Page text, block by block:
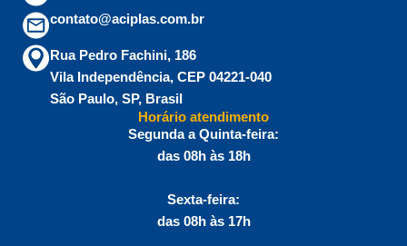
contato@aciplas.com.br
Rua Pedro Fachini, 186
Vila Independência, CEP 04221-040
São Paulo, SP, Brasil
Horário atendimento
Segunda a Quinta-feira:
das 08h às 18h
Sexta-feira:
das 08h às 17h